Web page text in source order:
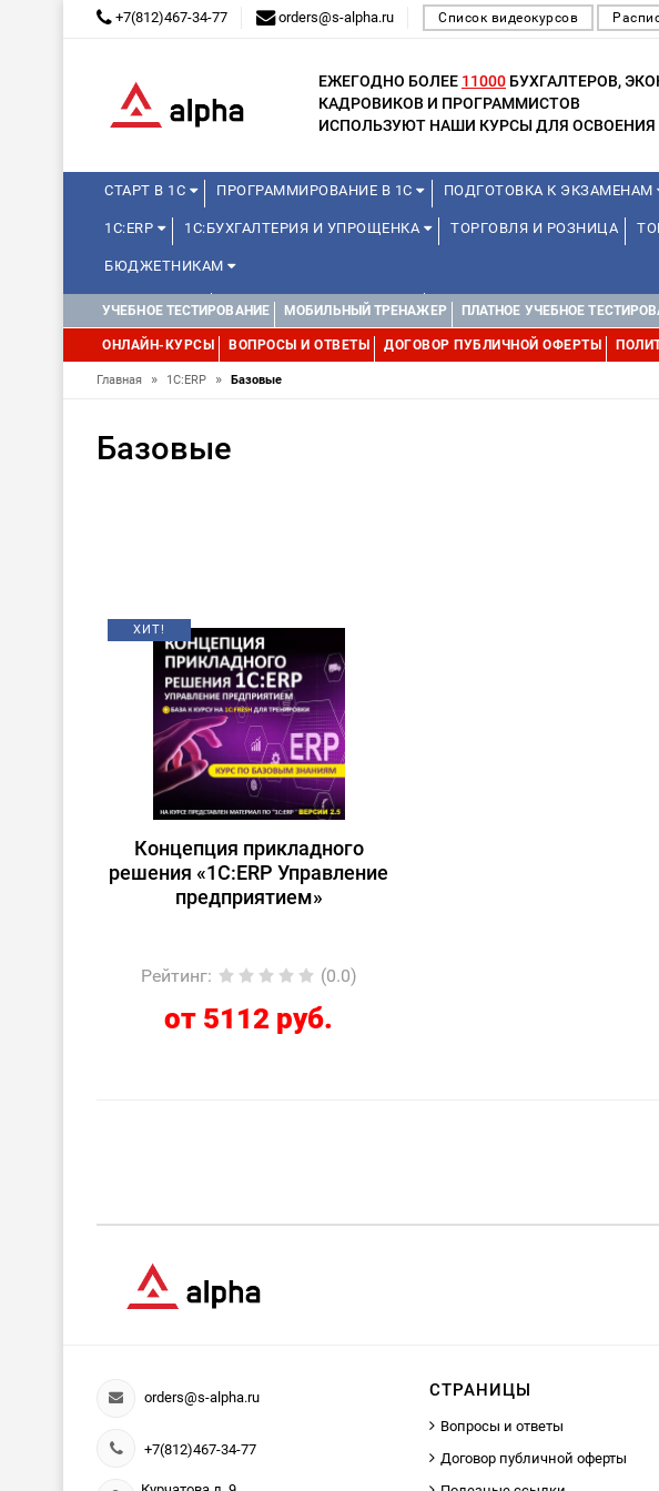
+7(812)467-34-77 orders@s-alpha.ru Список видеокурсов
ЕЖЕГОДНО БОЛЕЕ 11000 БУХГАЛТЕРОВ,
КАДРОВИКОВ И ПРОГРАММИСТОВ
ИСПОЛЬЗУЮТ НАШИ КУРСЫ ДЛЯ ОСВОЕНИЯ
СТАРТ В 1С ПРОГРАММИРОВАНИЕ В 1С ПОДГОТОВКА К ЭКЗАМЕНАМ
1С:ERP 1С:БУХГАЛТЕРИЯ И УПРОЩЕНКА ТОРГОВЛЯ И РОЗНИЦА
БЮДЖЕТНИКАМ
МИНИ-КУРСЫ КУРСЫ ДЛЯ ШКОЛЬНИКОВ КУРСЫ ДЛЯ
УПРАВЛЕНИЕ ПРОЕКТАМИ УПРАВЛЕНЦАМ ДРУГИЕ 1С:МЕДИЦИНА
УЧЕБНОЕ ТЕСТИРОВАНИЕ МОБИЛЬНЫЙ ТРЕНАЖЕР ПЛАТНОЕ УЧЕБНОЕ
ОНЛАЙН-КУРСЫ ВОПРОСЫ И ОТВЕТЫ ДОГОВОР ПУБЛИЧНОЙ ОФЕРТЫ
Главная » 1С:ERP » Базовые
Базовые
ХИТ!
Концепция прикладного
решения «1С:ERP Управление
предприятием»
Рейтинг: (0.0)
от 5112 руб.
orders@s-alpha.ru
+7(812)467-34-77
СТРАНИЦЫ
Вопросы и ответы
Договор публичной оферты